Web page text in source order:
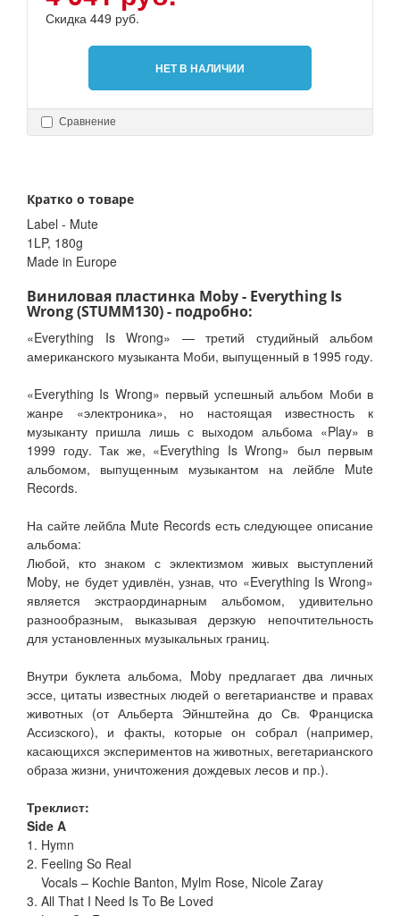
Скидка 449 руб.
НЕТ В НАЛИЧИИ
Сравнение
Кратко о товаре
Label - Mute
1LP, 180g
Made in Europe
Виниловая пластинка Moby - Everything Is
Wrong (STUMM130) - подробно:
«Everything Is Wrong» — третий студийный альбом
американского музыканта Моби, выпущенный в 1995 году.
«Everything Is Wrong» первый успешный альбом Моби в
жанре «электроника», но настоящая известность к
музыканту пришла лишь с выходом альбома «Play» в
1999 году. Так же, «Everything Is Wrong» был первым
альбомом, выпущенным музыкантом на лейбле Mute
Records.
На сайте лейбла Mute Records есть следующее описание
альбома:
Любой, кто знаком с эклектизмом живых выступлений
Moby, не будет удивлён, узнав, что «Everything Is Wrong»
является экстраординарным альбомом, удивительно
разнообразным, выказывая дерзкую непочтительность
для установленных музыкальных границ.
Внутри буклета альбома, Moby предлагает два личных
эссе, цитаты известных людей о вегетарианстве и правах
животных (от Альберта Эйнштейна до Св. Франциска
Ассизского), и факты, которые он собрал (например,
касающихся экспериментов на животных, вегетарианского
образа жизни, уничтожения дождевых лесов и пр.).
Треклист:
Side A
1. Hymn
2. Feeling So Real
Vocals – Kochie Banton, Mylm Rose, Nicole Zaray
3. All That I Need Is To Be Loved